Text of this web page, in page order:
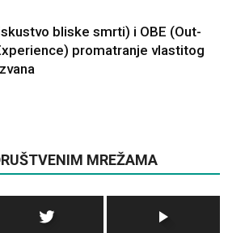
bliske smrti) i OBE (Out-
promatranje vlastitog
MREŽAMA